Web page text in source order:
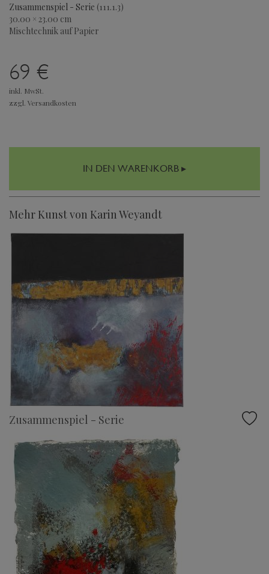
Zusammenspiel - Serie (111.1.3)
30.00 × 23.00 cm
Mischtechnik auf Papier
69 €
inkl. MwSt.
zzgl. Versandkosten
IN DEN WARENKORB ▸
Mehr Kunst von Karin Weyandt
Zusammenspiel - Serie